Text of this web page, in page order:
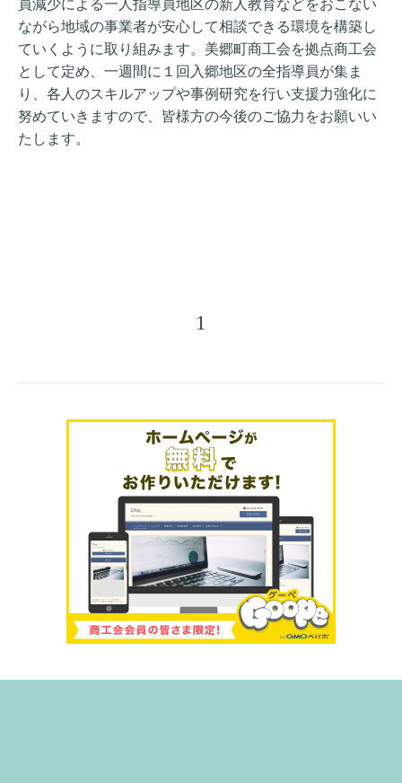
員減少による一人指導員地区の新人教育などをおこない
ながら地域の事業者が安心して相談できる環境を構築し
ていくように取り組みます。美郷町商工会を拠点商工会
として定め、一週間に１回入郷地区の全指導員が集ま
り、各人のスキルアップや事例研究を行い支援力強化に
努めていきますので、皆様方の今後のご協力をお願いい
たします。
1